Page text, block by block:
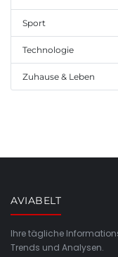
Sport
Technologie
Zuhause & Leben
AVIABELT
Ihre tägliche
Trends und Analysen.